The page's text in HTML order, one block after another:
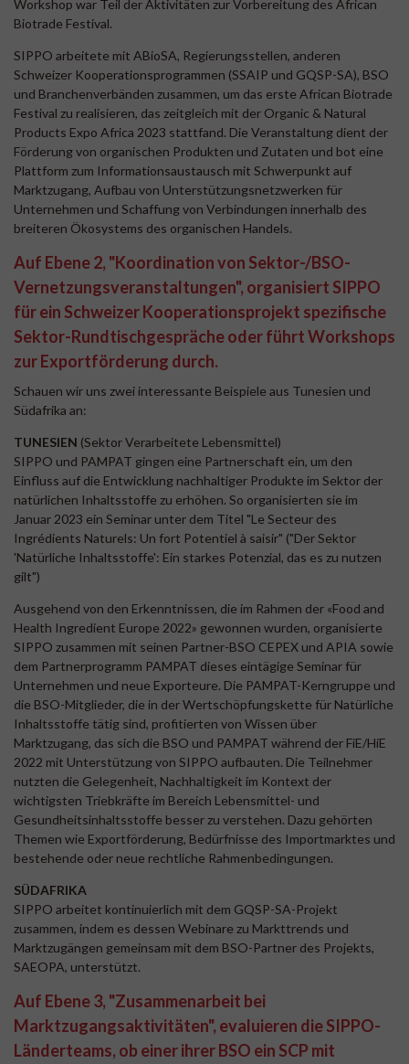
Workshop war Teil der Aktivitäten zur Vorbereitung des African
Biotrade Festival.
SIPPO arbeitete mit ABioSA, Regierungsstellen, anderen
Schweizer Kooperationsprogrammen (SSAIP und GQSP-SA), BSO
und Branchenverbänden zusammen, um das erste African Biotrade
Festival zu realisieren, das zeitgleich mit der Organic & Natural
Products Expo Africa 2023 stattfand. Die Veranstaltung dient der
Förderung von organischen Produkten und Zutaten und bot eine
Plattform zum Informationsaustausch mit Schwerpunkt auf
Marktzugang, Aufbau von Unterstützungsnetzwerken für
Unternehmen und Schaffung von Verbindungen innerhalb des
breiteren Ökosystems des organischen Handels.
Auf Ebene 2, "Koordination von Sektor-/BSO-
Vernetzungsveranstaltungen", organisiert SIPPO
für ein Schweizer Kooperationsprojekt spezifische
Sektor-Rundtischgespräche oder führt Workshops
zur Exportförderung durch.
Schauen wir uns zwei interessante Beispiele aus Tunesien und
Südafrika an:
TUNESIEN (Sektor Verarbeitete Lebensmittel)
SIPPO und PAMPAT gingen eine Partnerschaft ein, um den
Einfluss auf die Entwicklung nachhaltiger Produkte im Sektor der
natürlichen Inhaltsstoffe zu erhöhen. So organisierten sie im
Januar 2023 ein Seminar unter dem Titel "Le Secteur des
Ingrédients Naturels: Un fort Potentiel à saisir" ("Der Sektor
'Natürliche Inhaltsstoffe': Ein starkes Potenzial, das es zu nutzen
gilt")
Ausgehend von den Erkenntnissen, die im Rahmen der «Food and
Health Ingredient Europe 2022» gewonnen wurden, organisierte
SIPPO zusammen mit seinen Partner-BSO CEPEX und APIA sowie
dem Partnerprogramm PAMPAT dieses eintägige Seminar für
Unternehmen und neue Exporteure. Die PAMPAT-Kerngruppe und
die BSO-Mitglieder, die in der Wertschöpfungskette für Natürliche
Inhaltsstoffe tätig sind, profitierten von Wissen über
Marktzugang, das sich die BSO und PAMPAT während der FiE/HiE
2022 mit Unterstützung von SIPPO aufbauten. Die Teilnehmer
nutzten die Gelegenheit, Nachhaltigkeit im Kontext der
wichtigsten Triebkräfte im Bereich Lebensmittel- und
Gesundheitsinhaltsstoffe besser zu verstehen. Dazu gehörten
Themen wie Exportförderung, Bedürfnisse des Importmarktes und
bestehende oder neue rechtliche Rahmenbedingungen.
SÜDAFRIKA
SIPPO arbeitet kontinuierlich mit dem GQSP-SA-Projekt
zusammen, indem es dessen Webinare zu Markttrends und
Marktzugängen gemeinsam mit dem BSO-Partner des Projekts,
SAEOPA, unterstützt.
Auf Ebene 3, "Zusammenarbeit bei
Marktzugangsaktivitäten", evaluieren die SIPPO-
Länderteams, ob einer ihrer BSO ein SCP mit